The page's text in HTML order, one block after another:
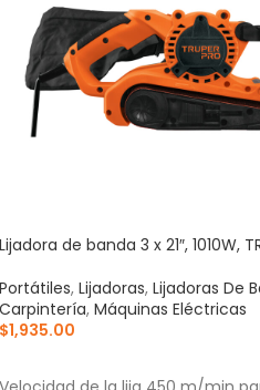
Lijadora de banda 3 x 21″, 1010W,
Portátiles, Lijadoras, Lijadoras De
Carpintería, Máquinas Eléctricas
$1,935.00